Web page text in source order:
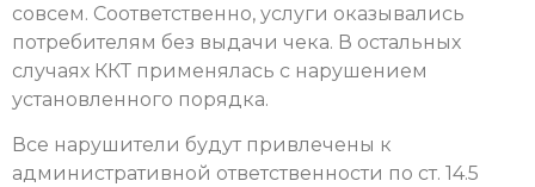
совсем. Соответственно, услуги оказывались
потребителям без выдачи чека. В остальных
случаях ККТ применялась с нарушением
установленного порядка.
Все нарушители будут привлечены к
административной ответственности по ст. 14.5